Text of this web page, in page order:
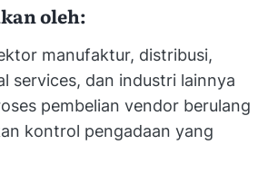
oleh:
manufaktur, distribusi,
services, dan industri lainnya
pembelian vendor berulang
kontrol pengadaan yang